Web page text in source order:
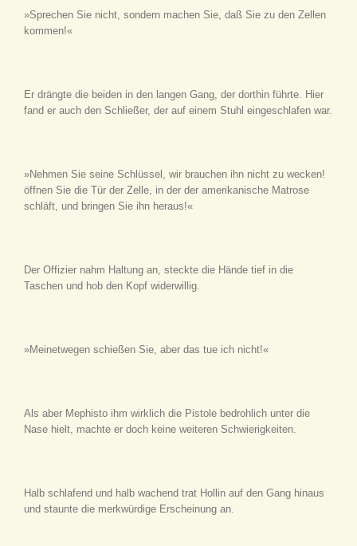
»Sprechen Sie nicht, sondern machen Sie, daß Sie zu den Zellen
kommen!«
Er drängte die beiden in den langen Gang, der dorthin führte. Hier
fand er auch den Schließer, der auf einem Stuhl eingeschlafen war.
»Nehmen Sie seine Schlüssel, wir brauchen ihn nicht zu wecken!
öffnen Sie die Tür der Zelle, in der der amerikanische Matrose
schläft, und bringen Sie ihn heraus!«
Der Offizier nahm Haltung an, steckte die Hände tief in die
Taschen und hob den Kopf widerwillig.
»Meinetwegen schießen Sie, aber das tue ich nicht!«
Als aber Mephisto ihm wirklich die Pistole bedrohlich unter die
Nase hielt, machte er doch keine weiteren Schwierigkeiten.
Halb schlafend und halb wachend trat Hollin auf den Gang hinaus
und staunte die merkwürdige Erscheinung an.